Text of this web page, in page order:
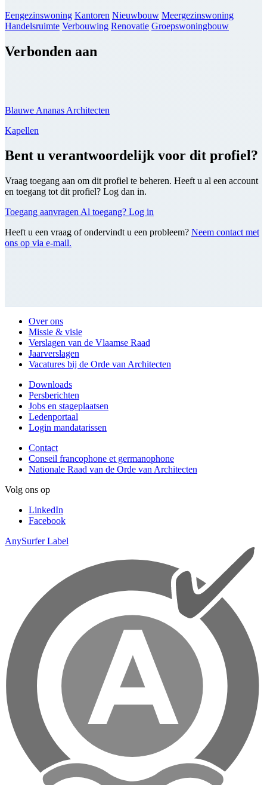
Eengezinswoning Kantoren Nieuwbouw Meergezinswoning
Handelsruimte Verbouwing Renovatie Groepswoningbouw
Verbonden aan
Blauwe Ananas Architecten
Kapellen
Bent u verantwoordelijk voor dit profiel?
Vraag toegang aan om dit profiel te beheren. Heeft u al een account
en toegang tot dit profiel? Log dan in.
Toegang aanvragen Al toegang? Log in
Heeft u een vraag of ondervindt u een probleem? Neem contact met
ons op via e-mail.
Over ons
Missie & visie
Verslagen van de Vlaamse Raad
Jaarverslagen
Vacatures bij de Orde van Architecten
Downloads
Persberichten
Jobs en stageplaatsen
Ledenportaal
Login mandatarissen
Contact
Conseil francophone et germanophone
Nationale Raad van de Orde van Architecten
Volg ons op
LinkedIn
Facebook
AnySurfer Label